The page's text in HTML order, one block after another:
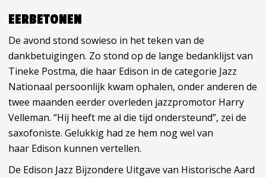
EERBETONEN
De avond stond sowieso in het teken van de
dankbetuigingen. Zo stond op de lange bedanklijst van
Tineke Postma, die haar Edison in de categorie Jazz
Nationaal persoonlijk kwam ophalen, onder anderen de
twee maanden eerder overleden jazzpromotor Harry
Velleman. “Hij heeft me al die tijd ondersteund”, zei de
saxofoniste. Gelukkig had ze hem nog wel van
haar Edison kunnen vertellen.
De Edison Jazz Bijzondere Uitgave van Historische Aard